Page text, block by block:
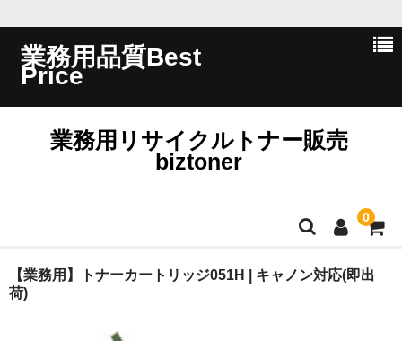
業務用品質Best
Price
業務用リサイクルトナー販売
biztoner
0
ホーム
【業務用】トナーカートリッジ051H | キャノン対応(即出
荷)